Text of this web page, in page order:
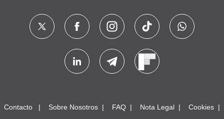
Contacto Sobre Nosotros FAQ Nota Legal Cookies